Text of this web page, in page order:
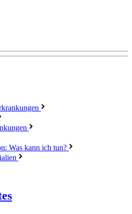
Was kann ich tun?